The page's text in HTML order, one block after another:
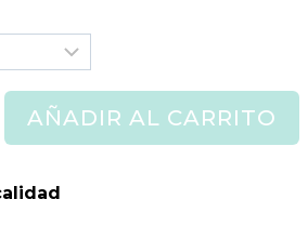
AÑADIR AL CARRITO